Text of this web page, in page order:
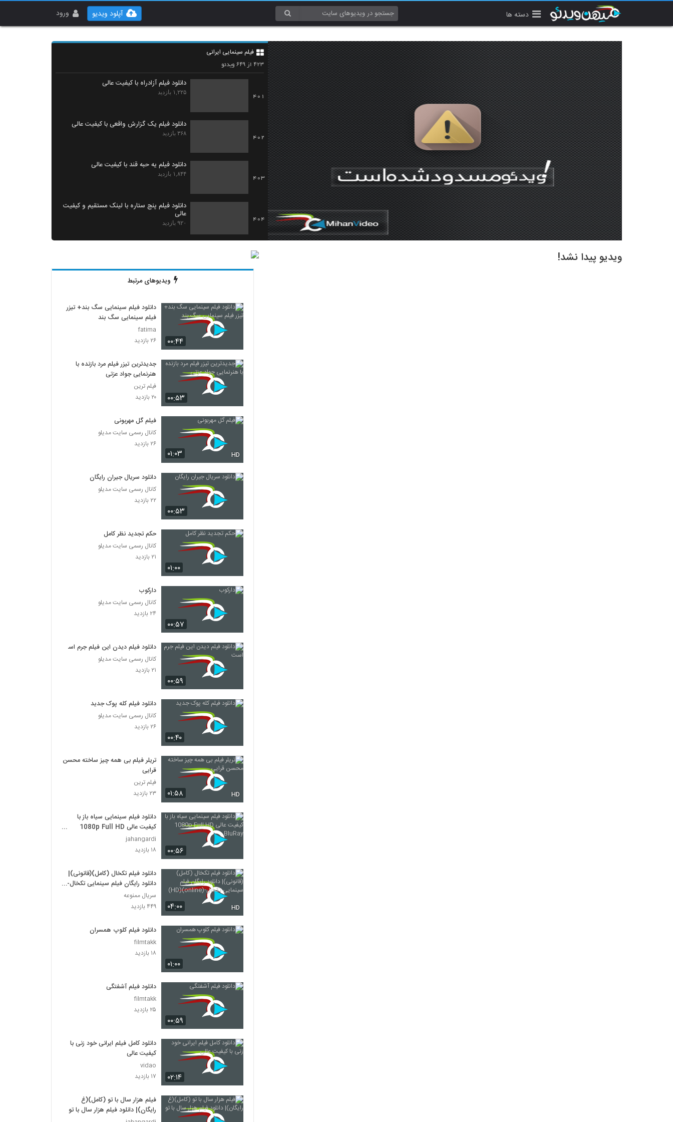
دسته ها ورود آپلود ویدیو
فیلم سینمایی ایرانی
۴۲۳ از ۶۴۹ویدئو
401
دانلود فیلم آزادراه با کیفیت عالی
۱,۲۲۵ بازدید
402
دانلود فیلم یک گزارش واقعی با کیفیت عالی
۳۶۸ بازدید
403
دانلود فیلم یه حبه قند با کیفیت عالی
۱,۸۴۴ بازدید
404
دانلود فیلم پنج ستاره با لینک مستقیم و کیفیت
عالی
۹۲۰ بازدید
405
دانلود فیلم ایرانی ماموریت
دانلود فیلم هتل کارتن با لینک مستقیم و کیفیت
عالی
۴۱۵ بازدید
دانلود فیلم خانه بخت ساخته عباس مرادیان
۸۶۰ بازدید
فیلم ایرانی ترانه پائیزی
دانلود فیلم ایرانی هیس دختر ها فریاد نمیزنند
۱,۴۶۲ بازدید
دانلود فیلم روباه به کارگردانی بهروز افخمی
دانلود فیلم زاگرس به کارگردانی محمدعلی نجفی
۱,۵۸۳ بازدید
دانلود فیلم بیست با لینک مستقیم و کیفیت عالی
دانلود فیلم ایرانی دخیل
۷۱۳ بازدید
دانلود فیلم خبرچین با کیفیت عالی
۱,۶۲۰ بازدید
۱,۶۹۱ بازدید
دانلود فیلم را آبی ابریشم با لینک مستقیم و
کیفیت عالی
دانلود فیلم سینمایی دزد
۱,۵۳۳ بازدید
دانلود فیلم دزد با لینک مستقیم و کیفیت عالی
۱,۰۲۳ بازدید
فیلم ایرانی بی خداحافظی
۲,۹۲۸ بازدید
فیلم ایرانی مادر قلب اتمی
۱,۰۸۹ بازدید
دانلود فیلم شمعی در باد به کارگردانی پوران
درخشنده
۱,۱۴۱ بازدید
دانلود فیلم نشانی (1386)
دانلود فیلم از ایران یک جدایی به کارگردانی آزاده
موسوی
۵۰۱ بازدید
دانلود فیلم سینمایی برادرم خسرو
۱,۱۴۹ بازدید
دانلود فیلم بچگیتو فراموش نکن (1394)
۲,۶۱۵ بازدید
ویدیو پیدا نشد!
ویدیوهای مرتبط
۰۰:۴۴
دانلود فیلم سینمایی سگ بند+ تیزر
فیلم سینمایی سگ بند
fatima
۲۶ بازدید
۰۰:۵۳
جدیدترین تیزر فیلم مرد بازنده با
هنرنمایی جواد عزتی
فیلم ترین
۲۰ بازدید
۰۱:۰۳ HD
فیلم گل مهربونی
کانال رسمی سایت مدیلو
۲۶ بازدید
۰۰:۵۳
دانلود سریال جیران رایگان
کانال رسمی سایت مدیلو
۲۲ بازدید
۰۱:۰۰
حکم تجدید نظر کامل
کانال رسمی سایت مدیلو
۲۱ بازدید
۰۰:۵۷
دارکوب
کانال رسمی سایت مدیلو
۲۴ بازدید
۰۰:۵۹
دانلود فیلم دیدن این فیلم جرم است
کانال رسمی سایت مدیلو
۲۱ بازدید
۰۰:۴۰
دانلود فیلم کله پوک جدید
کانال رسمی سایت مدیلو
۲۶ بازدید
۰۱:۵۸ HD
تریلر فیلم بی همه چیز ساخته محسن
قرایی
فیلم ترین
۲۳ بازدید
۰۰:۵۶
دانلود فیلم سینمایی سیاه باز با
کیفیت عالی 1080p Full HD
BluRay
jahangardi
۱۸ بازدید
۰۴:۰۰ HD
دانلود فیلم تکخال (کامل)(قانونی)|
دانلود رایگان فیلم سینمایی تکخال-
(online)(HD)سریال ممنوعه
۴۴۹ بازدید
۰۱:۰۰
دانلود فیلم کلوپ همسران
filmtakk
۱۸ بازدید
۰۰:۵۹
دانلود فیلم آشفتگی
filmtakk
۲۵ بازدید
۰۲:۱۴
دانلود کامل فیلم ایرانی خود زنی با
کیفیت عالی
vidao
۱۷ بازدید
فیلم هزار سال با تو (کامل)(غ
رایگان)| دانلود فیلم هزار سال با تو